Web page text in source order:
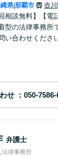
県|那覇市 壺川
回相談無料】【
型の法律事務所
い合わせくださ
せ
弁護士
法律事務所